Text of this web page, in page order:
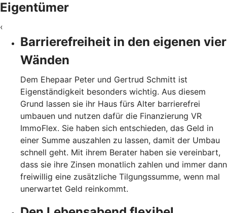
Eigentümer
‹
Barrierefreiheit in den eigenen vier
Wänden
Dem Ehepaar Peter und Gertrud Schmitt ist
Eigenständigkeit besonders wichtig. Aus diesem
Grund lassen sie ihr Haus fürs Alter barrierefrei
umbauen und nutzen dafür die Finanzierung VR
ImmoFlex. Sie haben sich entschieden, das Geld in
einer Summe auszahlen zu lassen, damit der Umbau
schnell geht. Mit ihrem Berater haben sie vereinbart,
dass sie ihre Zinsen monatlich zahlen und immer dann
freiwillig eine zusätzliche Tilgungssumme, wenn mal
unerwartet Geld reinkommt.